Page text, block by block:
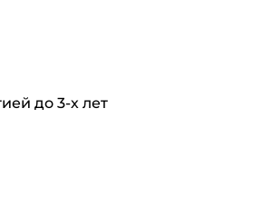
до 3-х лет